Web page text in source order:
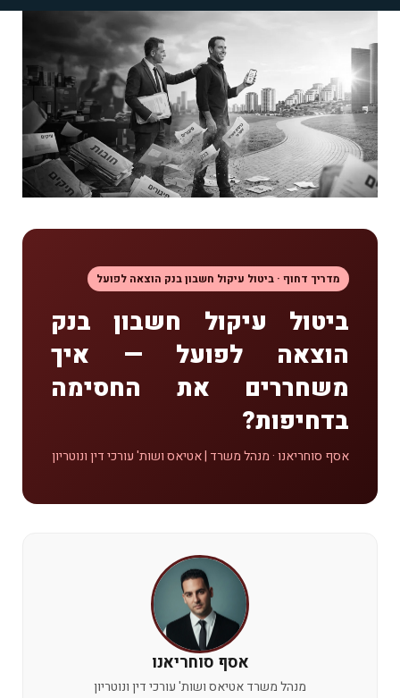
מדריך דחוף · ביטול עיקול חשבון בנק הוצאה לפועל
ביטול עיקול חשבון בנק
הוצאה לפועל — איך
משחררים את החסימה
בדחיפות?
אסף סוחריאנו · מנהל משרד | אטיאס ושות' עורכי דין ונוטריון
אסף סוחריאנו
מנהל משרד אטיאס ושות' עורכי דין ונוטריון